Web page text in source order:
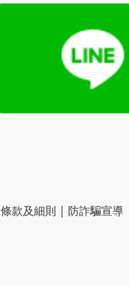
條款及細則 | 防詐騙宣導